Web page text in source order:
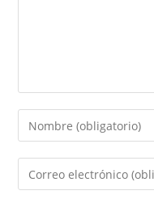
Introduce
tu
nombre
Introduce
tu